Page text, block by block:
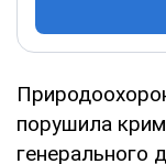
порушила
генерального